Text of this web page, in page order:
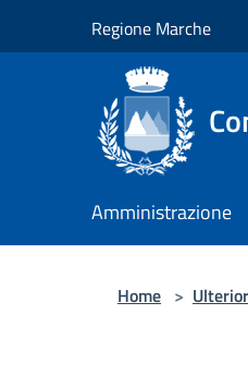
Regione Marche
Amministrazione
Home >